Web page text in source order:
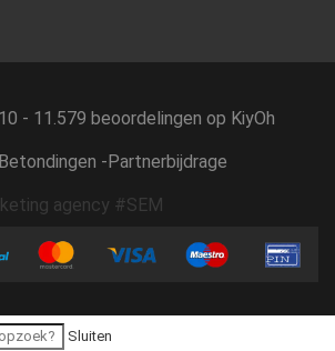
10 - 11.579 beoordelingen op KiyOh
- Partnerbijdrage
agency #SEM
Sluiten